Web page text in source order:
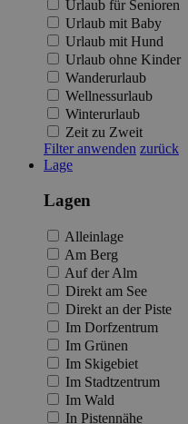
Urlaub für Senioren
Urlaub mit Baby
Urlaub mit Hund
Urlaub ohne Kinder
Wanderurlaub
Wellnessurlaub
Winterurlaub
Zeit zu Zweit
Filter anwenden zurück
Lage
Lagen
Alleinlage
Am Berg
Auf der Alm
Direkt am See
Direkt an der Piste
Im Dorfzentrum
Im Grünen
Im Skigebiet
Im Stadtzentrum
Im Wald
In Pistennähe